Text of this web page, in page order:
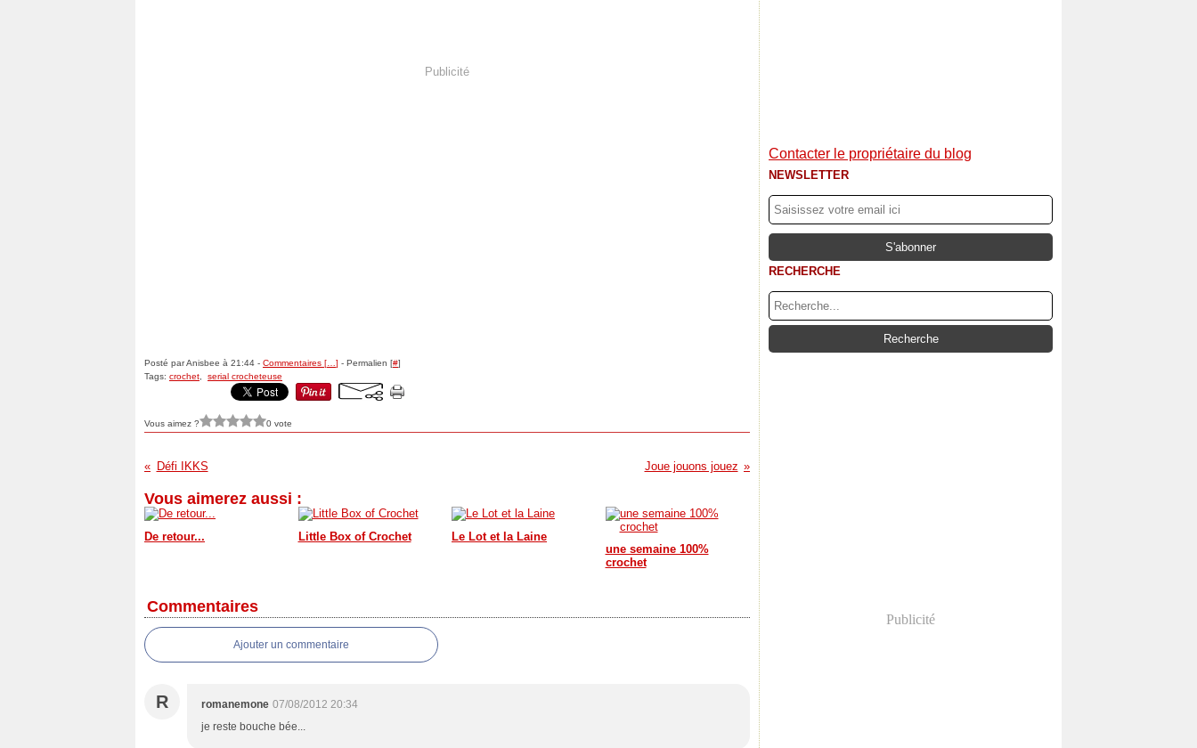
Publicité
Posté par Anisbee à 21:44 - Commentaires [ ] - Permalien [#]
Tags: crochet serial crocheteuse
Vous aimez ? 0 vote
Défi IKKS Joue jouons jouez
Vous aimerez aussi :
De retour... Little Box of Crochet
Le Lot et la Laine
une semaine 100%
crochet
Commentaires
Ajouter un commentaire
R romanemone 07/08/2012 20:34
je reste bouche bée...
Contacter le propriétaire du blog
NEWSLETTER
RECHERCHE
Publicité